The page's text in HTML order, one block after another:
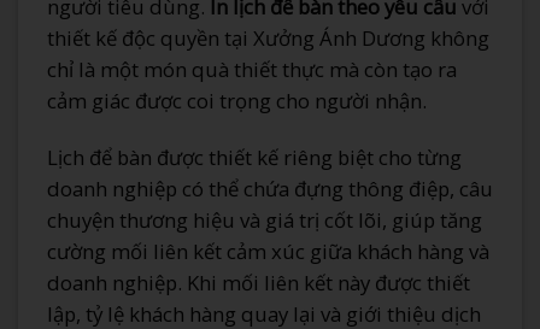
người tiêu dùng. In lịch để bàn theo yêu cầu với
thiết kế độc quyền tại Xưởng Ánh Dương không
chỉ là một món quà thiết thực mà còn tạo ra
cảm giác được coi trọng cho người nhận.
Lịch để bàn được thiết kế riêng biệt cho từng
doanh nghiệp có thể chứa đựng thông điệp, câu
chuyện thương hiệu và giá trị cốt lõi, giúp tăng
cường mối liên kết cảm xúc giữa khách hàng và
doanh nghiệp. Khi mối liên kết này được thiết
lập, tỷ lệ khách hàng quay lại và giới thiệu dịch